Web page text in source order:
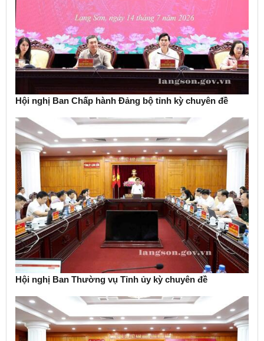
Hội nghị Ban Chấp hành Đảng bộ tỉnh kỳ chuyên đề
Hội nghị Ban Thường vụ Tỉnh ủy kỳ chuyên đề